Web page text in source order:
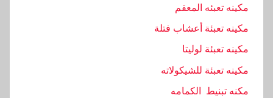
مكينه تعبئه المعقم
مكينه تعبئة أعشاب فتلة
مكينه تعبئة لوليتا
مكينه تعبئة للشيكولاته
مكنه تبنيط الكمامه